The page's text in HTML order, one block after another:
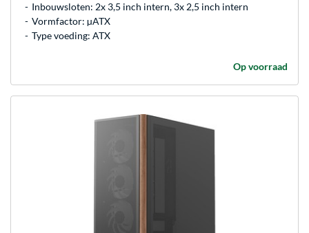
Inbouwsloten: 2x 3,5 inch intern, 3x 2,5 inch intern
Vormfactor: µATX
Type voeding: ATX
Op voorraad